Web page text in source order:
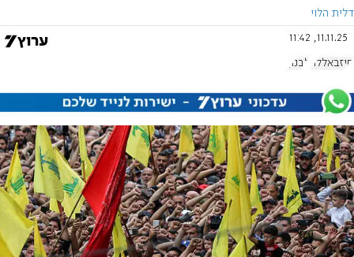
דלית הלוי
11.11.25, 11:42
חיזבאללה לבנון